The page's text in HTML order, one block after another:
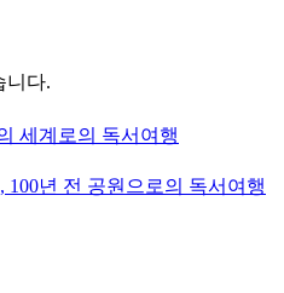
니다.
세계로의 독서여행
년 전 공원으로의 독서여행